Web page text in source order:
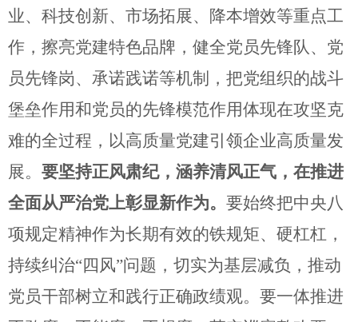
业、科技创新、市场拓展、降本增效等重点工
作，擦亮党建特色品牌，健全党员先锋队、党
员先锋岗、承诺践诺等机制，把党组织的战斗
堡垒作用和党员的先锋模范作用体现在攻坚克
难的全过程，以高质量党建引领企业高质量发
展。 要坚持正风肃纪，涵养清风正气，在推进
全面从严治党上彰显新作为。 要始终把中央八
项规定精神作为长期有效的铁规矩、硬杠杠，
持续纠治“四风”问题，切实为基层减负，推动
党员干部树立和践行正确政绩观。要一体推进